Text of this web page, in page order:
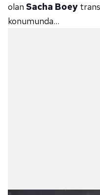
olan Sacha Boey
konumunda...